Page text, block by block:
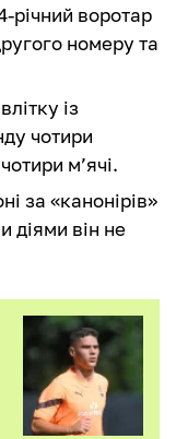
річний воротар
номеру та
із
чотири
м’ячі.
за «канонірів»
діями він не